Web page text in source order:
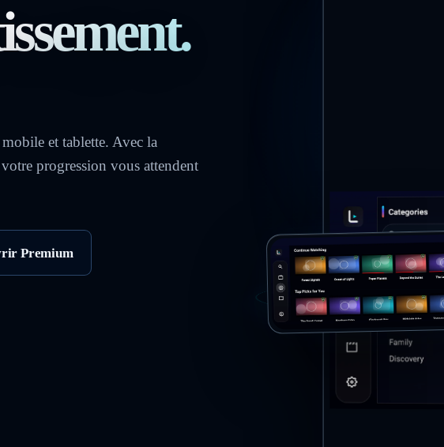
et tablette. Avec la
progression vous attendent
Premium